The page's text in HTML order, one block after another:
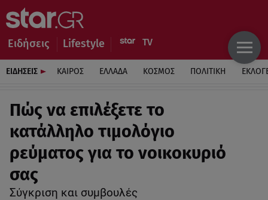
Ειδήσεις Lifestyle
ΕΙΔΗΣΕΙΣ ΚΑΙΡΟΣ ΕΛΛΑΔΑ ΚΟΣΜΟΣ ΠΟΛΙΤΙΚΗ
Πώς να επιλέξετε το
κατάλληλο τιμολόγιο
ρεύματος για το νοικοκυριό
σας
Σύγκριση και συμβουλές